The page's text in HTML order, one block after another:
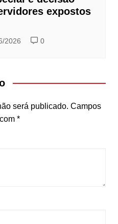
expostos
2026 0
será publicado. Campos
*